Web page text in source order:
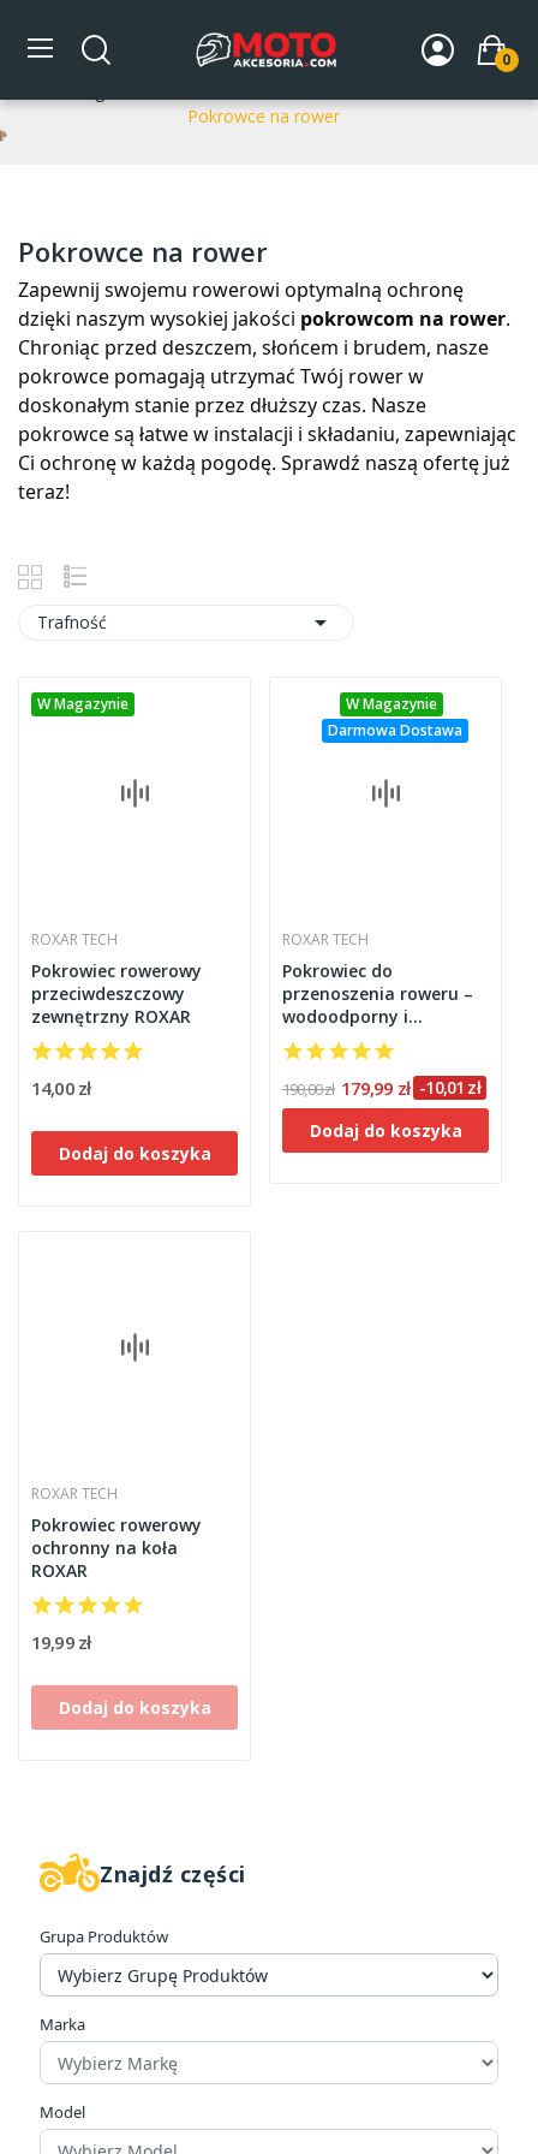
0
Pokrowce na rower
Pokrowce na rower
W magazynie 2
Cena
Producenci
Znajdź części
Grupa Produktów
Marka
Model
Pokrowce na rower
Zapewnij swojemu rowerowi optymalną ochronę
dzięki naszym wysokiej jakości pokrowcom na rower.
Chroniąc przed deszczem, słońcem i brudem, nasze
pokrowce pomagają utrzymać Twój rower w
doskonałym stanie przez dłuższy czas. Nasze
pokrowce są łatwe w instalacji i składaniu, zapewniając
Ci ochronę w każdą pogodę. Sprawdź naszą ofertę już
teraz!
Trafność 
W Magazynie
ROXAR TECH
Pokrowiec rowerowy
przeciwdeszczowy
zewnętrzny ROXAR
14,00 zł
Dodaj do koszyka
W Magazynie
Darmowa Dostawa
ROXAR TECH
Pokrowiec do
przenoszenia roweru –
wodoodporny i
wytrzymały ROXAR
190,00 zł 179,99 zł -10,01 zł
Dodaj do koszyka
ROXAR TECH
Pokrowiec rowerowy
ochronny na koła
ROXAR
19,99 zł
Dodaj do koszyka